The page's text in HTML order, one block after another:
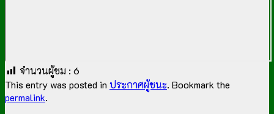
จำนวนผู้ชม : 6
This entry was posted in ประกาศผู้ชนะ. Bookmark the
permalink.